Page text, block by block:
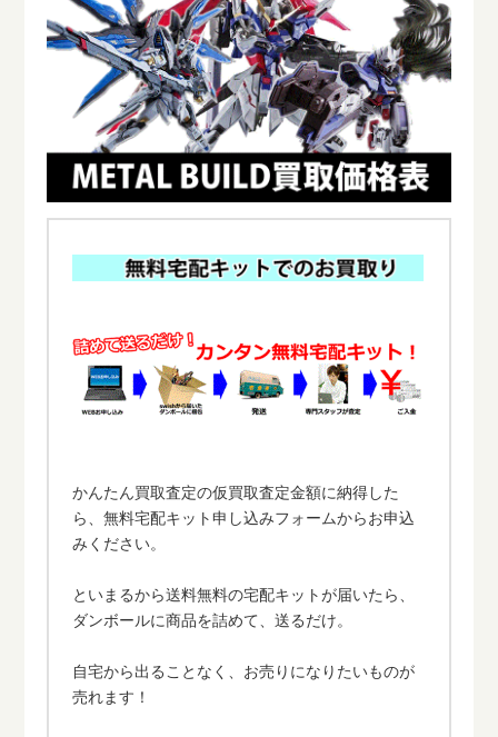
かんたん買取査定の仮買取査定金額に納得した
ら、無料宅配キット申し込みフォームからお申込
みください。
といまるから送料無料の宅配キットが届いたら、
ダンボールに商品を詰めて、送るだけ。
自宅から出ることなく、お売りになりたいものが
売れます！